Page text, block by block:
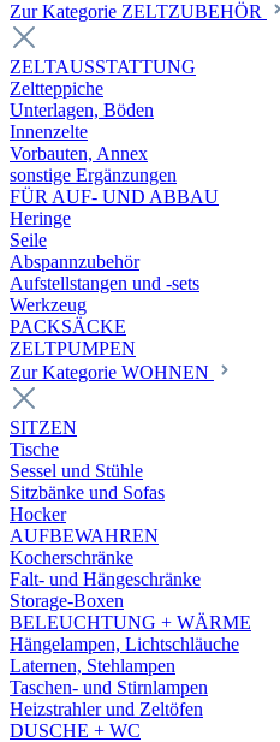
Zur Kategorie ZELTZUBEHÖR
ZELTAUSSTATTUNG
Zeltteppiche
Unterlagen, Böden
Innenzelte
Vorbauten, Annex
sonstige Ergänzungen
FÜR AUF- UND ABBAU
Heringe
Seile
Abspannzubehör
Aufstellstangen und -sets
Werkzeug
PACKSÄCKE
ZELTPUMPEN
Zur Kategorie WOHNEN
SITZEN
Tische
Sessel und Stühle
Sitzbänke und Sofas
Hocker
AUFBEWAHREN
Kocherschränke
Falt- und Hängeschränke
Storage-Boxen
BELEUCHTUNG + WÄRME
Hängelampen, Lichtschläuche
Laternen, Stehlampen
Taschen- und Stirnlampen
Heizstrahler und Zeltöfen
DUSCHE + WC